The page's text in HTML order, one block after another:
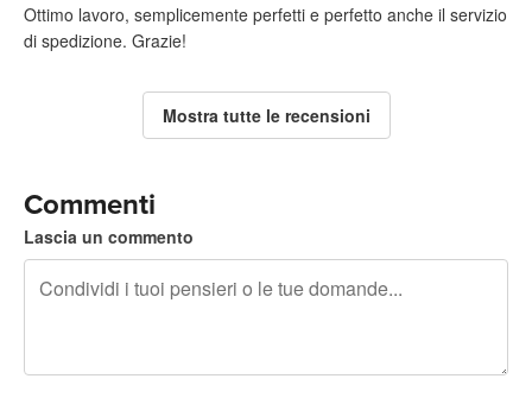
Ottimo lavoro, semplicemente perfetti e perfetto anche il servizio
di spedizione. Grazie!
Mostra tutte le recensioni
Commenti
Lascia un commento